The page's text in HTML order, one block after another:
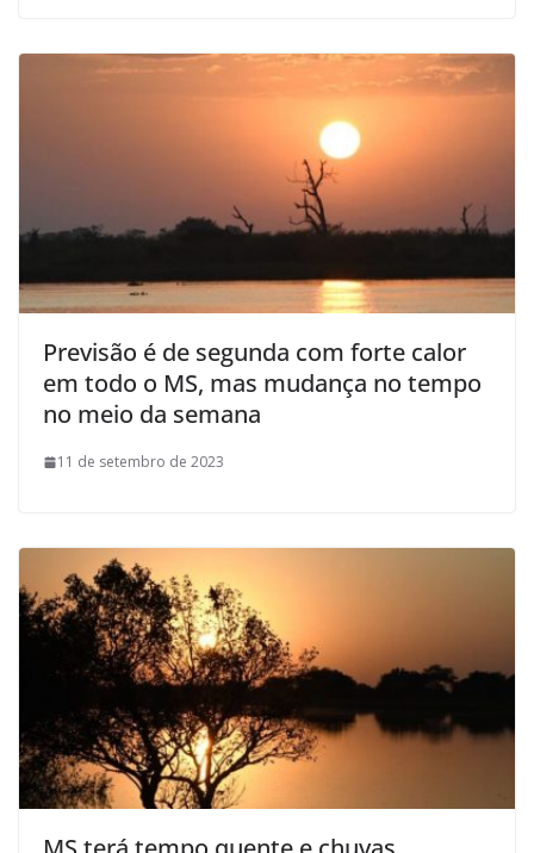
Previsão é de segunda com forte calor
em todo o MS, mas mudança no tempo
no meio da semana
11 de setembro de 2023